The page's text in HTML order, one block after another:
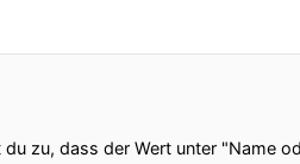
zu, dass der Wert unter "Name